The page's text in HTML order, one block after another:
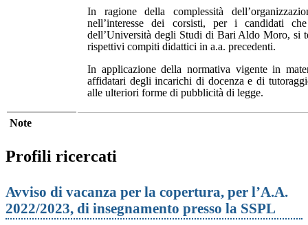
In ragione della complessità
nell’interesse dei corsisti, per i candidati
dell’Università degli Studi di Bari Aldo Moro, si
rispettivi compiti didattici in a.a. precedenti.
In applicazione della normativa vigente in
affidatari degli incarichi di docenza e di
alle ulteriori forme di pubblicità di legge.
Note
Profili ricercati
Avviso di vacanza per la copertura, per l’A.A.
2022/2023, di insegnamento presso la SSPL